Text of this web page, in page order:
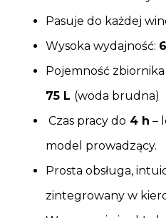
Pasuje do każdej
Wysoka wydajność:
Pojemność zbiornika
75 L (woda brudna)
Czas pracy do 4 h –
model prowadzący.
Prosta obsługa,
zintegrowany w